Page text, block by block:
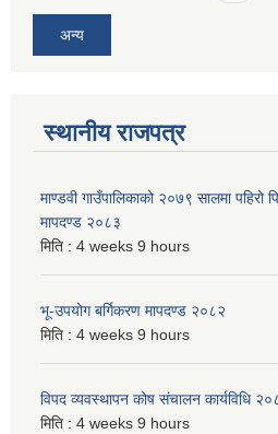
अन्य
स्थानीय राजपत्र
माण्डवी गाउँपालिकाको २०७९ सालमा पहिरो
मापदण्ड २०८३
मिति : 4 weeks 9 hours
भू-उपयोग बर्गिकरण मापदण्ड २०८२
मिति : 4 weeks 9 hours
विपद व्यवस्थापन कोष संचालन कार्यविधि
मिति : 4 weeks 9 hours